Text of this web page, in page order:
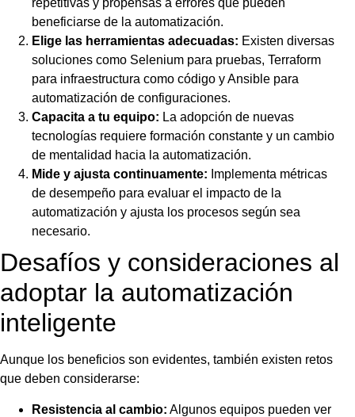
repetitivas y propensas a errores que pueden
beneficiarse de la automatización.
Elige las herramientas adecuadas: Existen diversas
soluciones como Selenium para pruebas, Terraform
para infraestructura como código y Ansible para
automatización de configuraciones.
Capacita a tu equipo: La adopción de nuevas
tecnologías requiere formación constante y un cambio
de mentalidad hacia la automatización.
Mide y ajusta continuamente: Implementa métricas
de desempeño para evaluar el impacto de la
automatización y ajusta los procesos según sea
necesario.
Desafíos y consideraciones al
adoptar la automatización
inteligente
Aunque los beneficios son evidentes, también existen retos
que deben considerarse:
Resistencia al cambio: Algunos equipos pueden ver